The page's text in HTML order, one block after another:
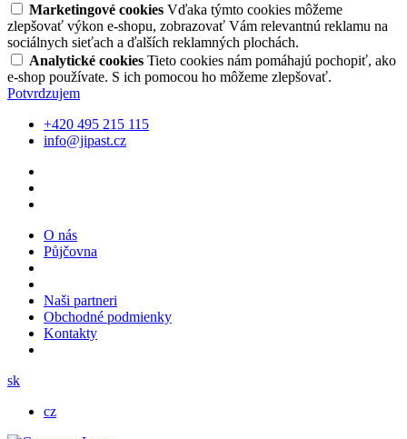
Marketingové cookies Vďaka týmto cookies môžeme
zlepšovať výkon e-shopu, zobrazovať Vám relevantnú reklamu na
sociálnych sieťach a ďalších reklamných plochách.
Analytické cookies Tieto cookies nám pomáhajú pochopiť, ako
e-shop používate. S ich pomocou ho môžeme zlepšovať.
Potvrdzujem
+420 495 215 115
info@jipast.cz
O nás
Půjčovna
Naši partneri
Obchodné podmienky
Kontakty
sk
cz